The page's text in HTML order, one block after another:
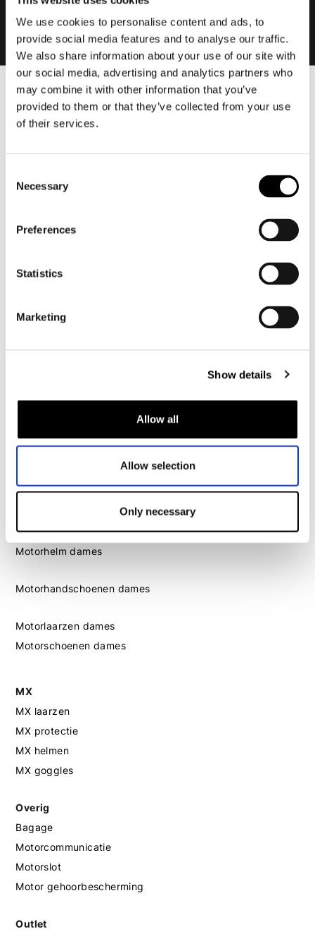
We use cookies to personalise content and ads, to
provide social media features and to analyse our traffic.
We also share information about your use of our site with
our social media, advertising and analytics partners who
may combine it with other information that you’ve
provided to them or that they’ve collected from your use
of their services.
Selection
Necessary
Preferences
Statistics
Marketing
Show details
Allow all
Allow selection
Only necessary
Heren
Motorkleding heren
Motorpak heren
Motorjas dames
Motorjeans dames
Motor leggings dames
Motorhelm dames
Motorhandschoenen dames
Motorlaarzen dames
Motorschoenen dames
MX
MX laarzen
MX protectie
MX helmen
MX goggles
Overig
Bagage
Motorcommunicatie
Motorslot
Motor gehoorbescherming
Outlet